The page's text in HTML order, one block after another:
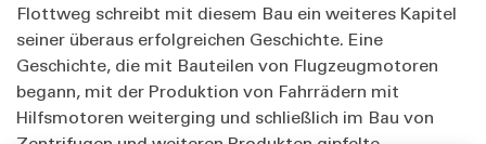
Flottweg schreibt mit diesem Bau ein weiteres Kapitel
seiner überaus erfolgreichen Geschichte. Eine
Geschichte, die mit Bauteilen von Flugzeugmotoren
begann, mit der Produktion von Fahrrädern mit
Hilfsmotoren weiterging und schließlich im Bau von